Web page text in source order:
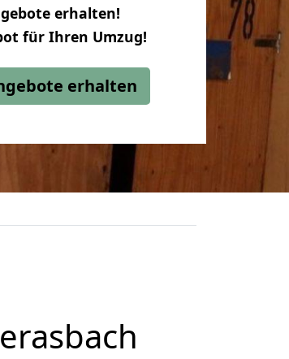
erhalten!
für Ihren Umzug!
erhalten